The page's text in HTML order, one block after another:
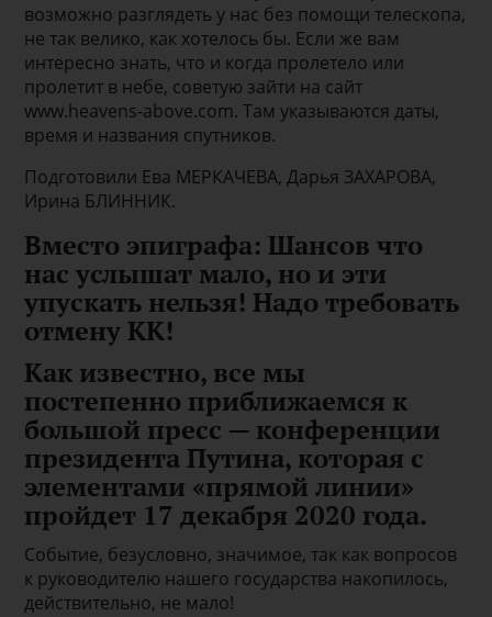
возможно разглядеть у нас без помощи телескопа,
не так велико, как хотелось бы. Если же вам
интересно знать, что и когда пролетело или
пролетит в небе, советую зайти на сайт
www.heavens-above.com. Там указываются даты,
время и названия спутников.
Подготовили Ева МЕРКАЧЕВА, Дарья ЗАХАРОВА,
Ирина БЛИННИК.
Вместо эпиграфа: Шансов что
нас услышат мало, но и эти
упускать нельзя! Надо требовать
отмену КК!
Как известно, все мы
постепенно приближаемся к
большой пресс — конференции
президента Путина, которая с
элементами «прямой линии»
пройдет 17 декабря 2020 года.
Событие, безусловно, значимое, так как вопросов
к руководителю нашего государства накопилось,
действительно, не мало!